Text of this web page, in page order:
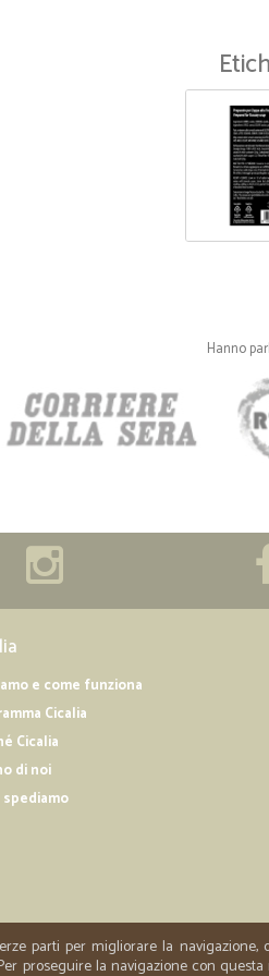
Hanno
e come funziona
Cicalia
Cicalia
di noi
spediamo
parti per migliorare la
proseguire la navigazione con